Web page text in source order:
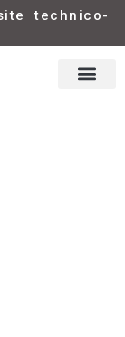
technico-